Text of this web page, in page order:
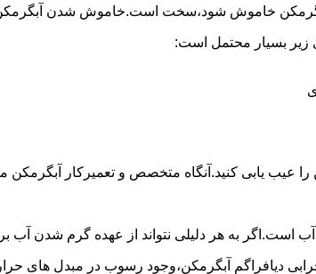
خاموش شود،سخت است.خاموش شدن
زیر بسیار محتمل است:
عیب یابی کنید.آنگاه متخصص و تعمیرکار
است.اگر به هر دلیلی نتواند از عهده گرم شدن آب
دیافراگم آبگرمکن،وجود رسوب در مبدل های